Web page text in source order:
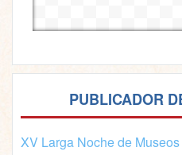
PUBLICADOR
XV Larga Noche de Museos